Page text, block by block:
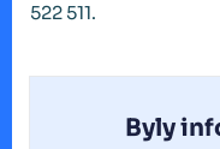
522 511.
Byly